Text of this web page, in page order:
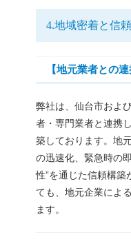
4.地域密着と信
【地元業者との
弊社は、仙台市およ
者・専門業者と連携
築しております。地
の迅速化、緊急時の
性”を通じた信頼構築
ても、地元企業によ
ます。